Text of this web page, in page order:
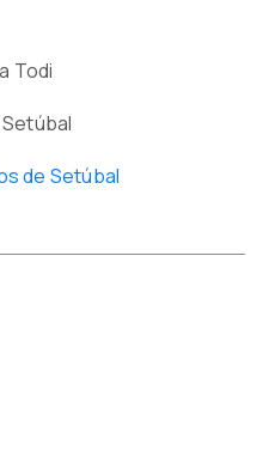
Todi
de Setúbal